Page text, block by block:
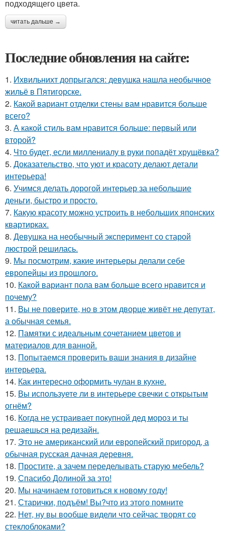
подходящего цвета.
читать дальше →
Последние обновления на сайте:
1. Ихвильнихт допрыгался: девушка нашла необычное
жильё в Пятигорске.
2. Какой вариант отделки стены вам нравится больше
всего?
3. А какой стиль вам нравится больше: первый или
второй?
4. Что будет, если миллениалу в руки попадёт хрущёвка?
5. Доказательство, что уют и красоту делают детали
интерьера!
6. Учимся делать дорогой интерьер за небольшие
деньги, быстро и просто.
7. Какую красоту можно устроить в небольших японских
квартирках.
8. Девушка на необычный эксперимент со старой
люстрой решилась.
9. Мы посмотрим, какие интерьеры делали себе
европейцы из прошлого.
10. Какой вариант пола вам больше всего нравится и
почему?
11. Вы не поверите, но в этом дворце живёт не депутат,
а обычная семья.
12. Памятки с идеальным сочетанием цветов и
материалов для ванной.
13. Попытаемся проверить ваши знания в дизайне
интерьера.
14. Как интересно оформить чулан в кухне.
15. Вы используете ли в интерьере свечки с открытым
огнём?
16. Когда не устраивает покупной дед мороз и ты
решаешься на редизайн.
17. Это не американский или европейский пригород, а
обычная русская дачная деревня.
18. Простите, а зачем переделывать старую мебель?
19. Спасибо Долиной за это!
20. Мы начинаем готовиться к новому году!
21. Старички, подъём! Вы?что из этого помните
22. Нет, ну вы вообще видели что сейчас творят со
стеклоблоками?